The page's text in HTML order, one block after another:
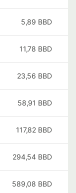
5,89 BBD
11,78 BBD
23,56 BBD
58,91 BBD
117,82 BBD
294,54 BBD
589,08 BBD